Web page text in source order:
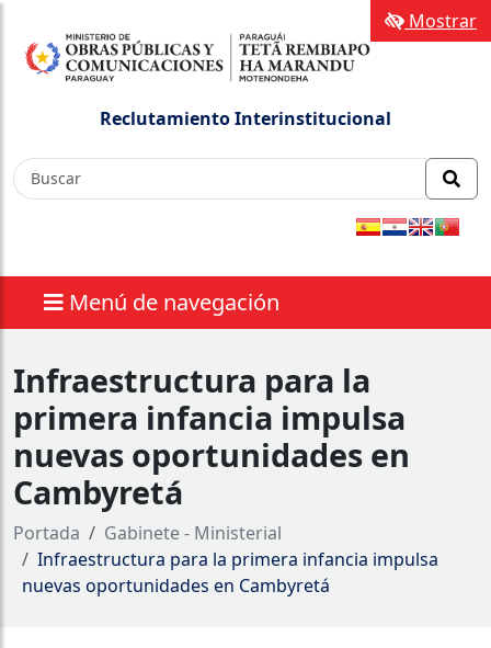
Reclutamiento Interinstitucional
Menú de navegación
Mostrar
Infraestructura para la
primera infancia impulsa
nuevas oportunidades en
Cambyretá
Portada
Gabinete - Ministerial
Infraestructura para la primera infancia impulsa
nuevas oportunidades en Cambyretá